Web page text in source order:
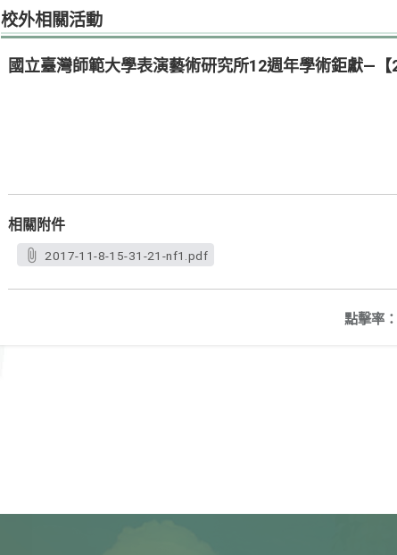
校外相關活動
國立臺灣師範大學表演藝術研究所12週年學術鉅獻—
相關附件
2017-11-8-15-31-21-nf1.pdf
點擊率：